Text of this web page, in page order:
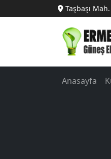
Taşbaşı
Anasayfa